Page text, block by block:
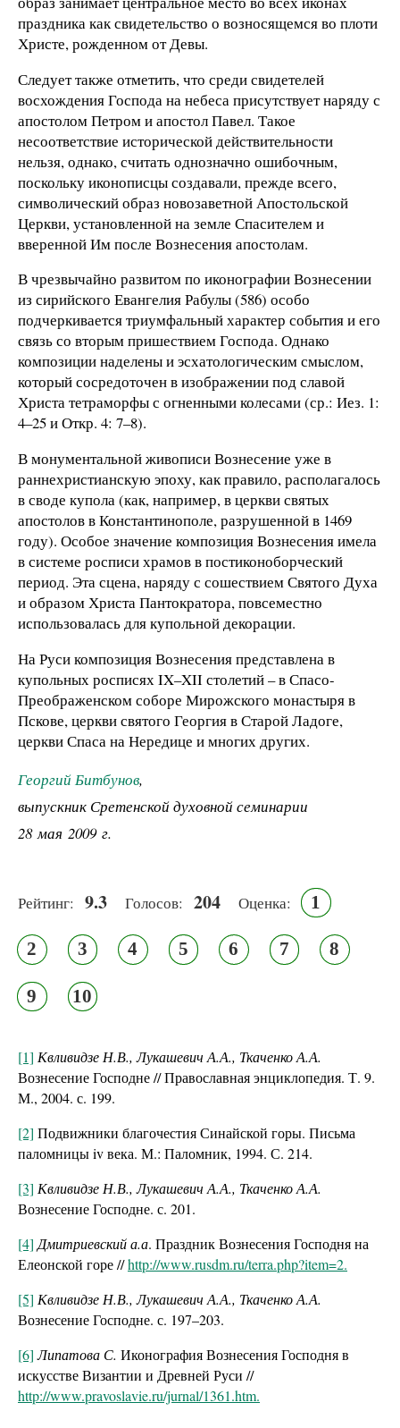
праздника как свидетельство о возносящемся во плоти
Христе, рожденном от Девы.
Следует также отметить, что среди свидетелей
восхождения Господа на небеса присутствует наряду с
апостолом Петром и апостол Павел. Такое
несоответствие исторической действительности
нельзя, однако, считать однозначно ошибочным,
поскольку иконописцы создавали, прежде всего,
символический образ новозаветной Апостольской
Церкви, установленной на земле Спасителем и
вверенной Им после Вознесения апостолам.
В чрезвычайно развитом по иконографии Вознесении
из сирийского Евангелия Рабулы (586) особо
подчеркивается триумфальный характер события и его
связь со вторым пришествием Господа. Однако
композиции наделены и эсхатологическим смыслом,
который сосредоточен в изображении под славой
Христа тетраморфы с огненными колесами (ср.: Иез. 1:
4–25 и Откр. 4: 7–8).
В монументальной живописи Вознесение уже в
раннехристианскую эпоху, как правило, располагалось
в своде купола (как, например, в церкви святых
апостолов в Константинополе, разрушенной в 1469
году). Особое значение композиция Вознесения имела
в системе росписи храмов в постиконоборческий
период. Эта сцена, наряду с сошествием Святого Духа
и образом Христа Пантократора, повсеместно
использовалась для купольной декорации.
На Руси композиция Вознесения представлена в
купольных росписях IX–XII столетий – в Спасо-
Преображенском соборе Мирожского монастыря в
Пскове, церкви святого Георгия в Старой Ладоге,
церкви Спаса на Нередице и многих других.
Георгий Битбунов,
выпускник Сретенской духовной семинарии
28 мая 2009 г.
Рейтинг: 9.3 Голосов: 204 Оценка: 1
2 3 4 5 6 7 8
9 10
[1] Квливидзе Н.В., Лукашевич А.А., Ткаченко А.А.
Вознесение Господне // Православная энциклопедия. Т. 9.
М., 2004. с. 199.
[2] Подвижники благочестия Синайской горы. Письма
паломницы iv века. М.: Паломник, 1994. С. 214.
[3] Квливидзе Н.В., Лукашевич А.А., Ткаченко А.А.
Вознесение Господне. с. 201.
[4] Дмитриевскийа.а. Праздник Вознесения Господня на
Елеонской горе //http://www.rusdm.ru/terra.php?item=2.
[5] Квливидзе Н.В., Лукашевич А.А., Ткаченко А.А.
Вознесение Господне. с. 197–203.
[6] Липатова С. Иконография Вознесения Господня в
искусстве Византии и Древней Руси //
http://www.pravoslavie.ru/jurnal/1361.htm.